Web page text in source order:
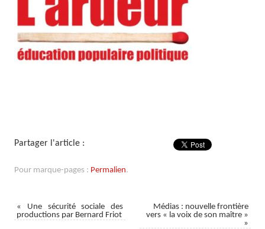
Partager l'article :
Pour marque-pages : Permalien.
« Une sécurité sociale des
productions par Bernard Friot
Médias : nouvelle frontière
vers « la voix de son maître »
»